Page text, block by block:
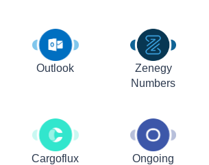
Outlook
Zenegy
Numbers
Cargoflux
Ongoing